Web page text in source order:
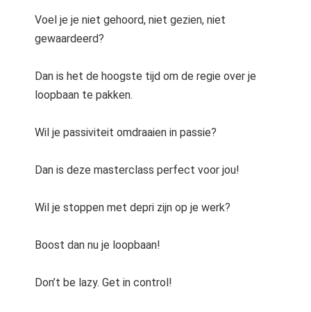
Voel je je niet gehoord, niet gezien, niet
gewaardeerd?
Dan is het de hoogste tijd om de regie over je
loopbaan te pakken.
Wil je passiviteit omdraaien in passie?
Dan is deze masterclass perfect voor jou!
Wil je stoppen met depri zijn op je werk?
Boost dan nu je loopbaan!
Don’t be lazy. Get in control!